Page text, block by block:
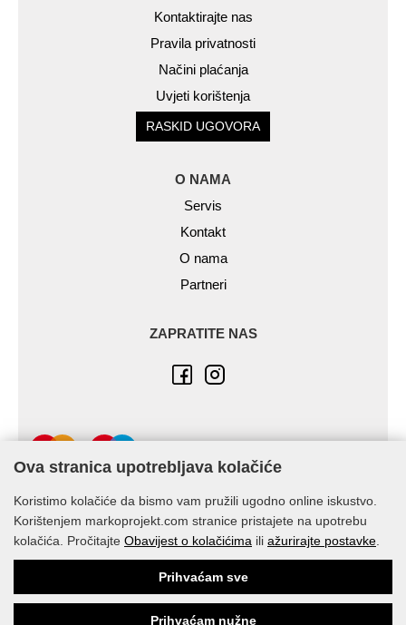
Kontaktirajte nas
Pravila privatnosti
Načini plaćanja
Uvjeti korištenja
RASKID UGOVORA
O NAMA
Servis
Kontakt
O nama
Partneri
ZAPRATITE NAS
© Marko-Projekt 2026
Ova stranica upotrebljava kolačiće
Koristimo kolačiće da bismo vam pružili ugodno online iskustvo.
Korištenjem markoprojekt.com stranice pristajete na upotrebu
kolačića. Pročitajte Obavijest o kolačićima ili ažurirajte postavke
Prihvaćam sve
Prihvaćam nužne